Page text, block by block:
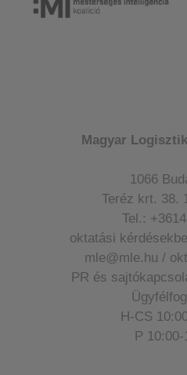
Magyar
1066
Teréz krt. 38.
Tel.:
oktatási
mle@mle.hu /
PR és
H-CS
P 10:00-